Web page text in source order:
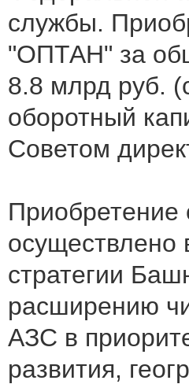
службы.
"ОПТАН" за
8.8 млрд руб.
оборотный
Советом
осуществлено
стратегии
расширению
АЗС в
развития,